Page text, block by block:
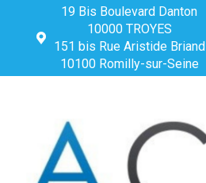
19 Bis Boulevard Danton
10000 TROYES
151 bis Rue Aristide Briand
10100 Romilly-sur-Seine